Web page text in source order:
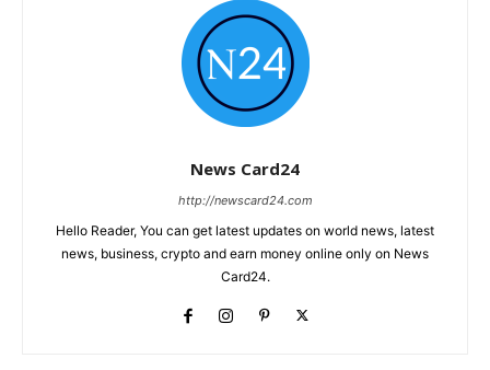
News Card24
http://newscard24.com
Hello Reader, You can get latest updates on world news, latest
news, business, crypto and earn money online only on News
Card24.